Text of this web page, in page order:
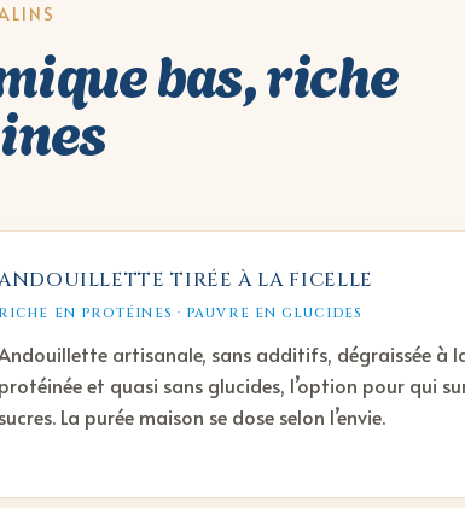
bas, riche
TIRÉE À LA FICELLE
RICHE EN PROTÉINES · PAUVRE EN GLUCIDES
artisanale, sans additifs, dégraissée à
protéinée et quasi sans glucides, l’option pour qui
sucres. La purée maison se dose selon l’envie.